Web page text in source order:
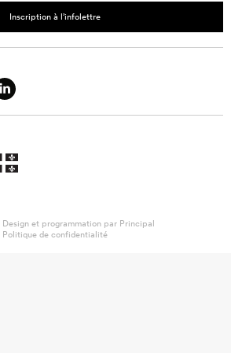
Inscription à l’infolettre
Design et programmation par Principal
Politique de confidentialité